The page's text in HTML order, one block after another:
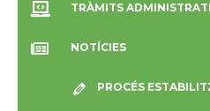
TRÀMITS
NOTÍCIES
PROCÉS